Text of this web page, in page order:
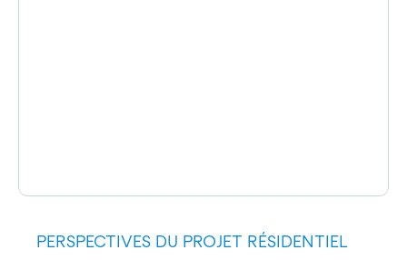
PERSPECTIVES DU PROJET RÉSIDENTIEL